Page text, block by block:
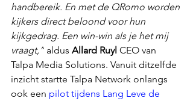
handbereik. En met de QRomo worden
kijkers direct beloond voor hun
kijkgedrag. Een win-win als je het mij
vraagt,” aldus Allard Ruyl CEO van
Talpa Media Solutions. Vanuit ditzelfde
inzicht startte Talpa Network onlangs
ook een pilot tijdens Lang Leve de